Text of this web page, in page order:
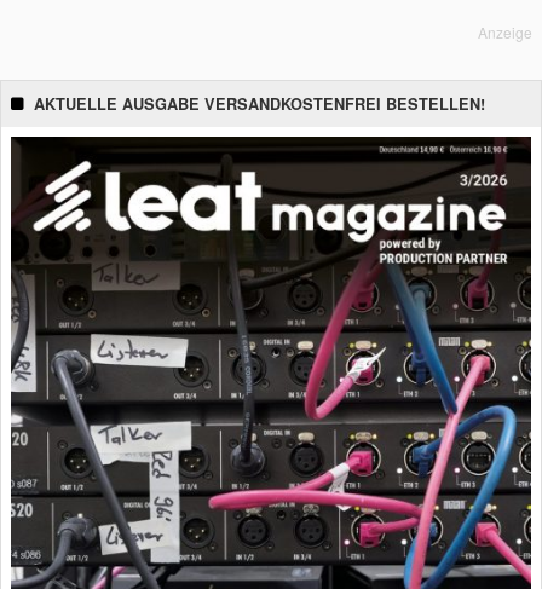
Anzeige
AKTUELLE AUSGABE VERSANDKOSTENFREI BESTELLEN!